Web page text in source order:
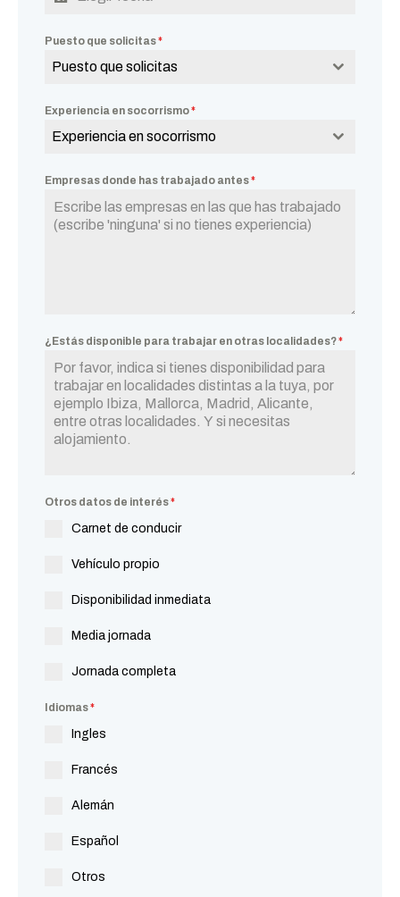
Puesto que solicitas*
Puesto que solicitas
Experiencia en socorrismo*
Experiencia en socorrismo
Empresas donde has trabajado antes*
¿Estás disponible para trabajar en otras localidades?*
Otros datos de interés*
Carnet de conducir
Vehículo propio
Disponibilidad inmediata
Media jornada
Jornada completa
Idiomas*
Ingles
Francés
Alemán
Español
Otros